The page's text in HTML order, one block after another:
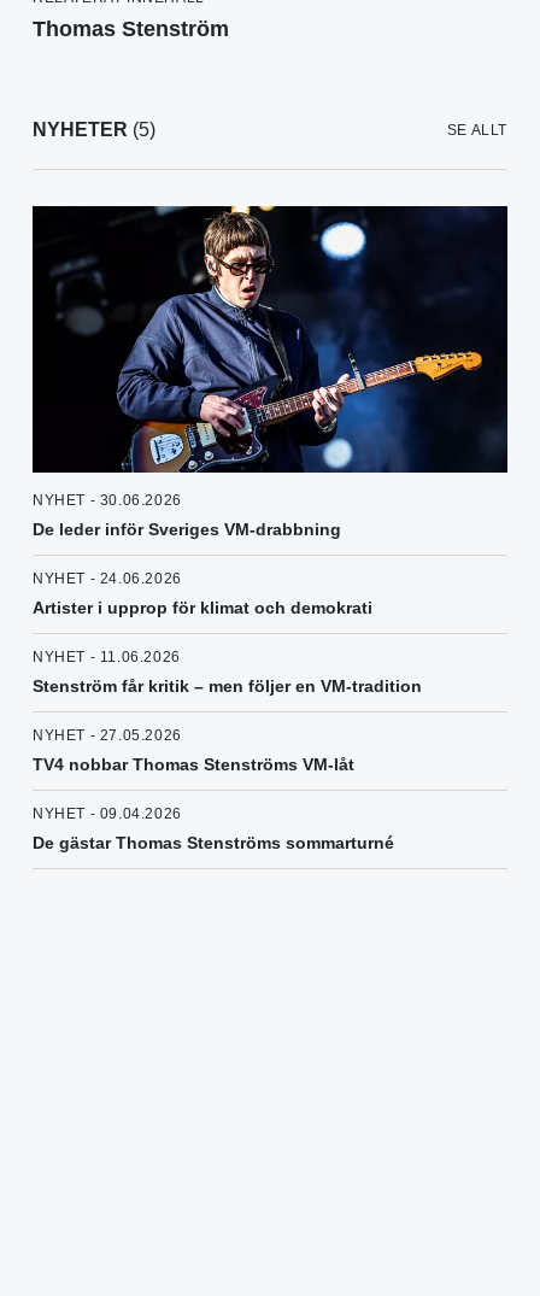
Thomas Stenström
NYHETER (5) SE ALLT
NYHET - 30.06.2026
De leder inför Sveriges VM-drabbning
NYHET - 24.06.2026
Artister i upprop för klimat och demokrati
NYHET - 11.06.2026
Stenström får kritik – men följer en VM-tradition
NYHET - 27.05.2026
TV4 nobbar Thomas Stenströms VM-låt
NYHET - 09.04.2026
De gästar Thomas Stenströms sommarturné